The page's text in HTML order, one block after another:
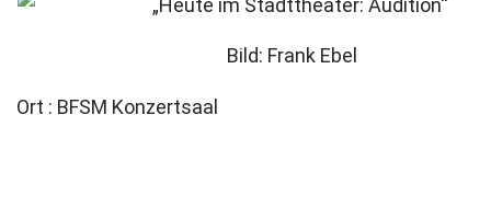
Bild: Frank Ebel
Ort : BFSM Konzertsaal